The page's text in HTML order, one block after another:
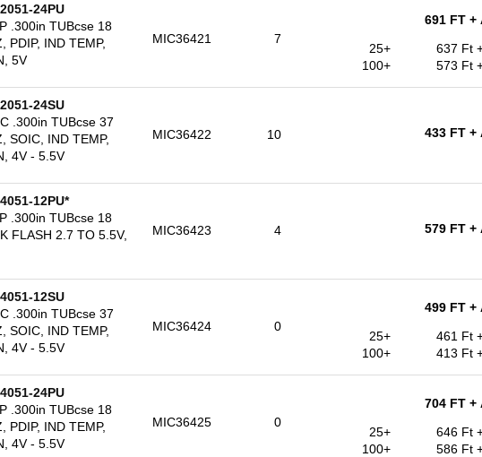
24PU
.300in TUBcse 18
PDIP, IND TEMP,
5V
MIC36421 7
691 FT +
25+
637 Ft
100+
573 Ft
24SU
.300in TUBcse 37
SOIC, IND TEMP,
4V - 5.5V
MIC36422 10 433 FT +
12PU*
.300in TUBcse 18
FLASH 2.7 TO 5.5V,
MIC36423 4 579 FT +
12SU
.300in TUBcse 37
SOIC, IND TEMP,
4V - 5.5V
MIC36424 0
499 FT +
25+
461 Ft
100+
413 Ft
24PU
.300in TUBcse 18
PDIP, IND TEMP,
4V - 5.5V
MIC36425 0
704 FT +
25+
646 Ft
100+
586 Ft